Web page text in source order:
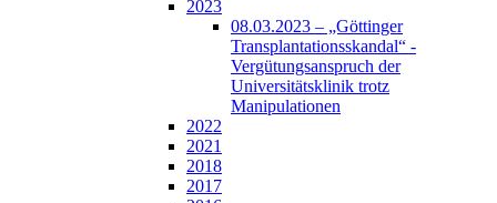
2023
08.03.2023 – „Göttinger
Transplantationsskandal“ -
Vergütungsanspruch der
Universitätsklinik trotz
Manipulationen
2022
2021
2018
2017